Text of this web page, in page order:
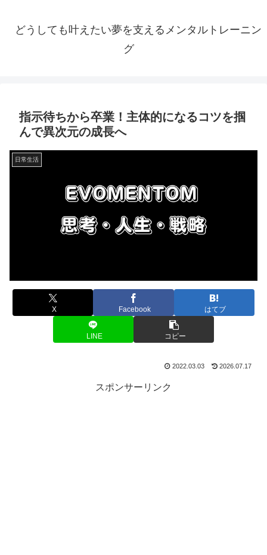
どうしても叶えたい夢を支えるメンタルトレーニン
グ
指示待ちから卒業！主体的になるコツを掴
んで異次元の成長へ
日常生活
X Facebook はてブ
LINE コピー
2022.03.03 2026.07.17
スポンサーリンク